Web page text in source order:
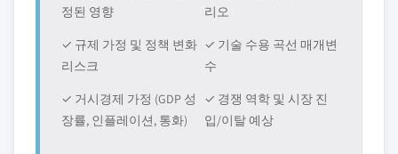
정된 영향
리오
✓ 규제 가정 및 정책 변화
리스크
✓ 기술 수용 곡선 매개변
수
✓ 거시경제 가정 (GDP 성
장률, 인플레이션, 통화)
✓ 경쟁 역학 및 시장 진
입/이탈 예상